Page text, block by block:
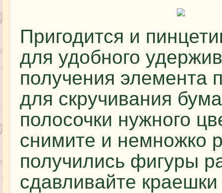
Пригодится и
для удобного
получения элемента
для скручивания
полосочки нужного
снимите и немножко
получились фигуры
сдавливайте